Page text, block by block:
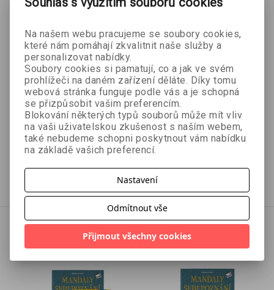
- 9 %
Karty - Slovácký
mariáš jednohlavý
Hana Albrechtová a Olga
Slívová
107 Kč 119 Kč
- 10 %
Karty – Kvarteto Vítej
v ZOO!
Filip Škoda
89 Kč
Na našem webu pracujeme se soubory cookies,
které nám pomáhají zkvalitnit naše služby a
personalizovat nabídky.
Soubory cookies si pamatují, co a jak ve svém
prohlížeči na daném zařízení děláte. Díky tomu
webová stránka funguje podle vás a je schopná
se přizpůsobit vašim preferencím.
Blokování některých typů souborů může mít vliv
na vaši uživatelskou zkušenost s naším webem,
také nebudeme schopni poskytnout vám nabídku
na základě vašich preferencí.
Nastavení
Odmítnout vše
Přijmout všechny cookies